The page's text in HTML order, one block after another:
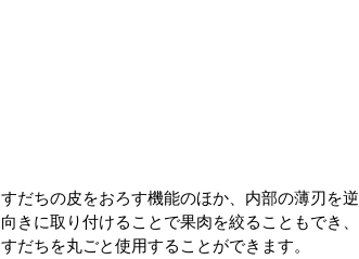
すだちの皮をおろす機能のほか、内部の薄刃を逆
向きに取り付けることで果肉を絞ることもでき、
すだちを丸ごと使用することができます。